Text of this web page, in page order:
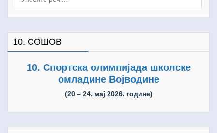
10. СОШОВ
10. Спортска олимпијада школске
омладине Војводине
(20 – 24. мај 2026. године)